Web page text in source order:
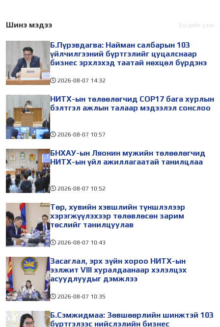
төлөөлөгчид Монгол
айлчлалынхаа хүрээнд
ИТХ-ын Эдийн засаг,
оруулалтын хороо
өнөөдөр (2026.08.03)
Шинэ мэдээ Бүгдийг үзэх
Б.Пүрэвдагва: Найман салбарын 103
үйлчилгээний бүртгэлийг цуцалснаар
бизнес эрхлэхэд таатай нөхцөл бүрдэнэ
2026-08-07 14:32
НИТХ-ын төлөөлөгчид COP17 бага хурлын
бэлтгэл ажлын талаар мэдээлэл сонслоо
2026-08-07 10:57
БНХАУ-ын Ляонин мужийн төлөөлөгчид
НИТХ-ын үйл ажиллагаатай танилцлаа
2026-08-07 10:52
Төр, хувийн хэвшлийн түншлэлээр
хэрэгжүүлэхээр төлөвлөсөн зарим
төслийг танилцуулав
2026-08-07 10:43
Засаглал, эрх зүйн хороо НИТХ-ын
ээлжит VIII хуралдаанаар хэлэлцэх
асуудлуудыг дэмжлээ
2026-08-07 10:35
Б.Сэмжидмаа: Зөвшөөрлийн шинжтэй 103
бүртгэлээс нийслэлийн бизнес